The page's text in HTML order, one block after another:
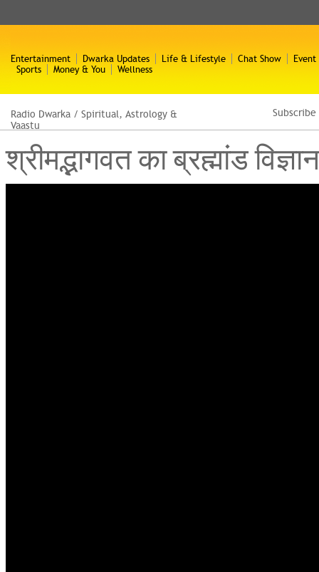
Entertainment Dwarka Updates Life & Lifestyle Chat Show
Event
Sports
Money & You Wellness
Radio Dwarka / Spiritual, Astrology &
Vaastu
श्रीमद्भागवत का ब्रह्मांड